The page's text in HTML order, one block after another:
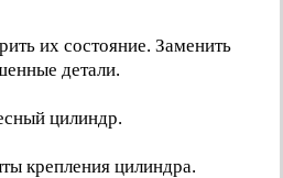
их состояние. Заменить
детали.
цилиндр.
крепления цилиндра.